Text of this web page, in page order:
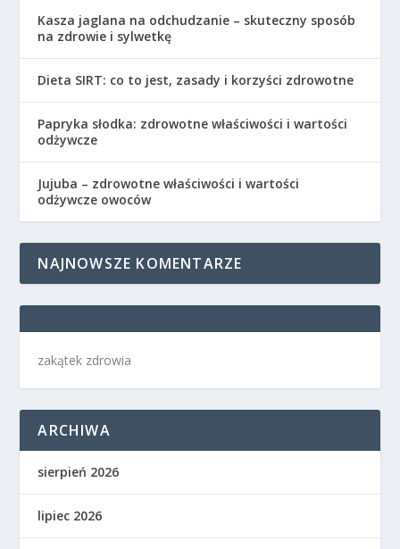
Kasza jaglana na odchudzanie – skuteczny sposób
na zdrowie i sylwetkę
Dieta SIRT: co to jest, zasady i korzyści zdrowotne
Papryka słodka: zdrowotne właściwości i wartości
odżywcze
Jujuba – zdrowotne właściwości i wartości
odżywcze owoców
NAJNOWSZE KOMENTARZE
zakątek zdrowia
ARCHIWA
sierpień 2026
lipiec 2026